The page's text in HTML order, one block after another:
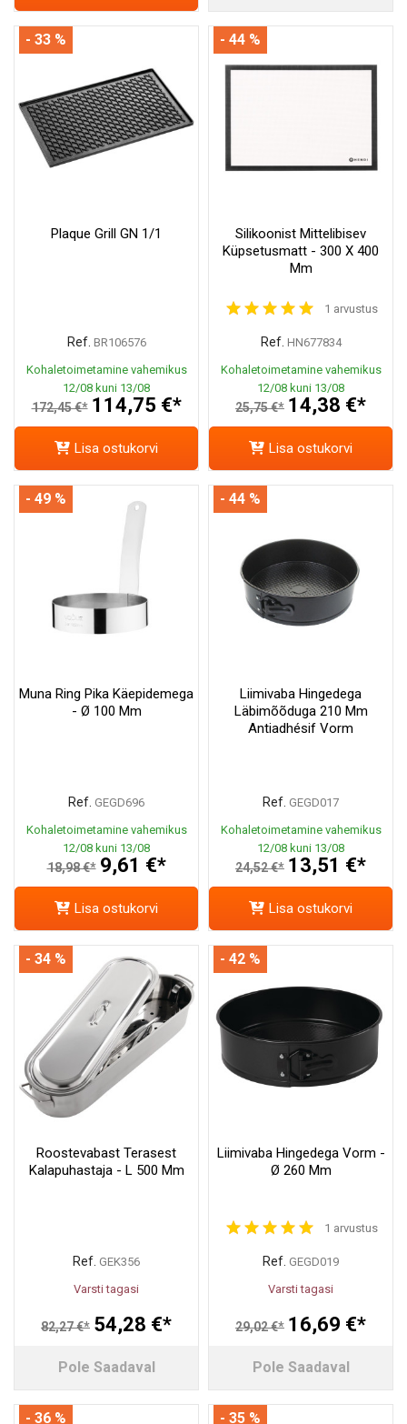
Plaque Grill GN 1/1
Ref. BR106576
Kohaletoimetamine vahemikus
12/08 kuni 13/08
172,45 €* 114,75 €*
- 33 %
Lisa ostukorvi
Silikoonist Mittelibisev
Küpsetusmatt - 300 X 400
Mm
1 arvustus
Ref. HN677834
Kohaletoimetamine vahemikus
12/08 kuni 13/08
25,75 €* 14,38 €*
- 44 %
Lisa ostukorvi
Muna Ring Pika Käepidemega
- Ø 100 Mm
Ref. GEGD696
Kohaletoimetamine vahemikus
12/08 kuni 13/08
18,98 €* 9,61 €*
- 49 %
Lisa ostukorvi
Liimivaba Hingedega
Läbimõõduga 210 Mm
Antiadhésif Vorm
Ref. GEGD017
Kohaletoimetamine vahemikus
12/08 kuni 13/08
24,52 €* 13,51 €*
- 44 %
Lisa ostukorvi
Roostevabast Terasest
Kalapuhastaja - L 500 Mm
Ref. GEK356
Varsti tagasi
82,27 €* 54,28 €*
- 34 %
Pole Saadaval
Liimivaba Hingedega Vorm -
Ø 260 Mm
1 arvustus
Ref. GEGD019
Varsti tagasi
29,02 €* 16,69 €*
- 42 %
Pole Saadaval
- 36 % - 35 %